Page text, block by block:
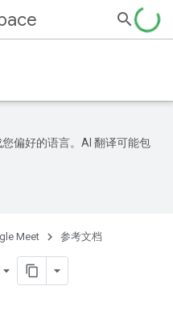
偏好的语言。AI 翻译可能包
Meet 参考文档